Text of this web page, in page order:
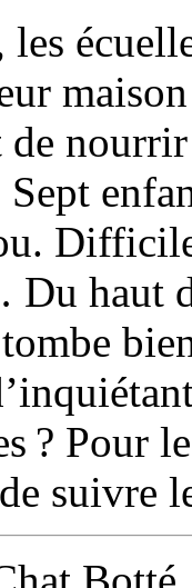
de
Sept
haut
? Pour
suivre